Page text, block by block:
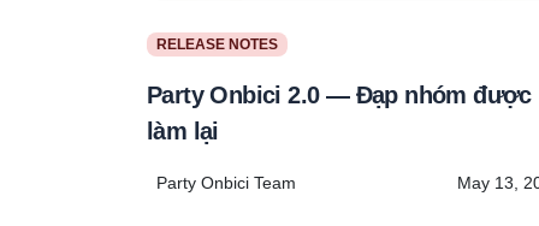
RELEASE NOTES
Party Onbici 2.0 — Đạp nhóm được
làm lại
Party Onbici Team May 13,